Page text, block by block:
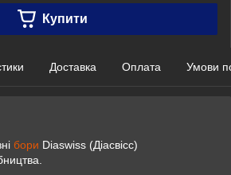
Купити
Доставка Оплата Умови
бори Diaswiss (Діасвісс)